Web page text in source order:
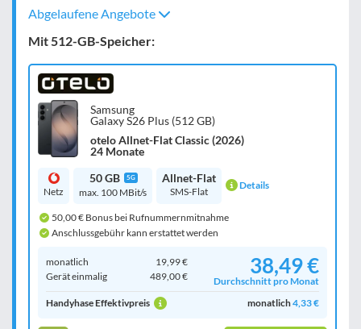
Abgelaufene Angebote
Mit 512-GB-Speicher:
Samsung
Galaxy S26 Plus (512 GB)
otelo Allnet-Flat Classic (2026)
24 Monate
Netz
50 GB 5G
max. 100 MBit/s
Allnet-Flat
SMS-Flat Details
50,00 € Bonus bei Rufnummernmitnahme
Anschlussgebühr kann erstattet werden
monatlich
19,99 €
Gerät einmalig
489,00 € 38,49 €
Durchschnitt pro Monat
Handyhase Effektivpreis
monatlich4,33 €